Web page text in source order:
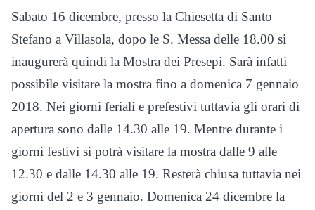
Sabato 16 dicembre, presso la Chiesetta di Santo
Stefano a Villasola, dopo le S. Messa delle 18.00 si
inaugurerà quindi la Mostra dei Presepi. Sarà infatti
possibile visitare la mostra fino a domenica 7 gennaio
2018. Nei giorni feriali e prefestivi tuttavia gli orari di
apertura sono dalle 14.30 alle 19. Mentre durante i
giorni festivi si potrà visitare la mostra dalle 9 alle
12.30 e dalle 14.30 alle 19. Resterà chiusa tuttavia nei
giorni del 2 e 3 gennaio. Domenica 24 dicembre la